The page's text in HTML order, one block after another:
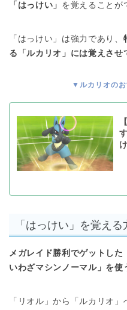
「はっけい」 を覚えることが
「はっけい」は強力であり、
る「ルカリオ」には覚えさせ
▼ルカリオの
「はっけい」を覚え
メガレイド勝利でゲットし
いわざマシンノーマル」を使
「リオル」から「ルカリオ」